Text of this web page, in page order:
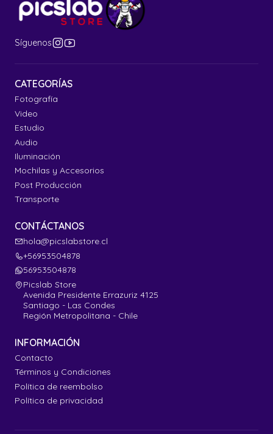
Síguenos
CATEGORÍAS
Fotografía
Video
Estudio
Audio
Iluminación
Mochilas y Accesorios
Post Producción
Transporte
CONTÁCTANOS
hola@picslabstore.cl
+56953504878
56953504878
Picslab Store
Avenida Presidente Errazuriz 4125
Santiago - Las Condes
Región Metropolitana - Chile
INFORMACIÓN
Contacto
Términos y Condiciones
Política de reembolso
Política de privacidad